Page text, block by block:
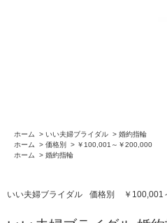
ホーム > いい夫婦ブライダル > 婚約指輪
ホーム
> 価格別 > ￥100,001～￥200,000
ホーム
> 婚約指輪
いい夫婦ブライダル 価格別 ￥100,001